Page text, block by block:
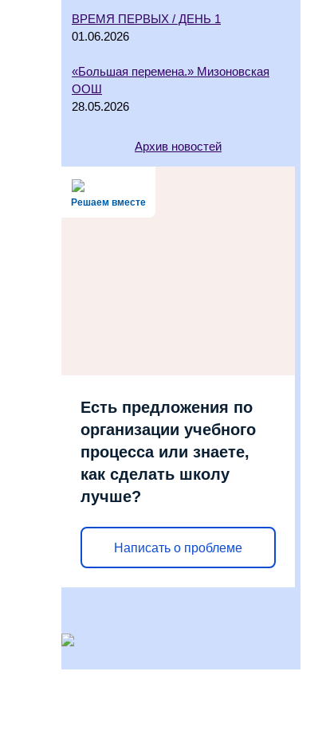
ВРЕМЯ ПЕРВЫХ / ДЕНЬ 1
01.06.2026
«Большая перемена.» Мизоновская
ООШ
28.05.2026
Архив новостей
Решаем вместе
Есть предложения по
организации учебного
процесса или знаете,
как сделать школу
лучше?
Написать о проблеме